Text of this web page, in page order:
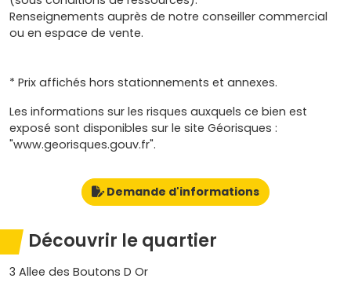
Renseignements auprès de notre conseiller commercial
ou en espace de vente.
* Prix affichés hors stationnements et annexes.
Les informations sur les risques auxquels ce bien est
exposé sont disponibles sur le site Géorisques :
"www.georisques.gouv.fr".
Demande d'informations
Découvrir le quartier
3 Allee des Boutons D Or